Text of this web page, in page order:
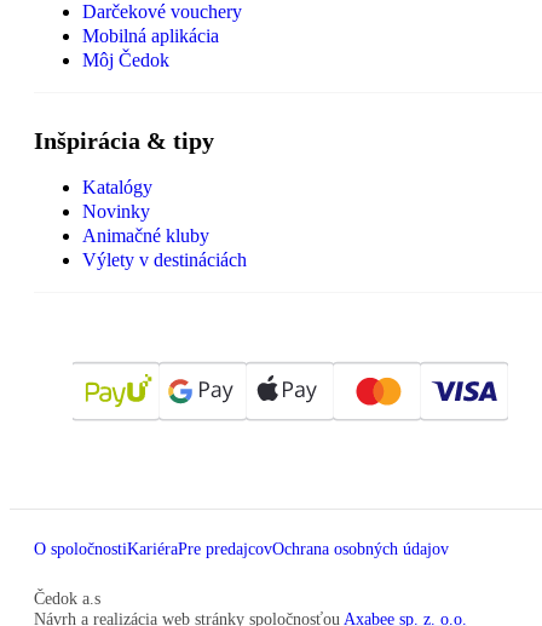
Darčekové vouchery
Mobilná aplikácia
Môj Čedok
Inšpirácia & tipy
Katalógy
Novinky
Animačné kluby
Výlety v destináciách
O spoločnostiKariéraPre predajcovOchrana osobných údajov
Čedok a.s
Návrh a realizácia web stránky spoločnosťou Axabee sp. z. o.o.